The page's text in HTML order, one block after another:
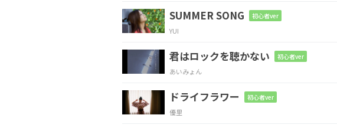
I believe
A# Cm Dm D
SUMMER SONG 初心者ver
YUI
君はロックを聴かない 初心者ver
あいみょん
ドライフラワー 初心者ver
優里